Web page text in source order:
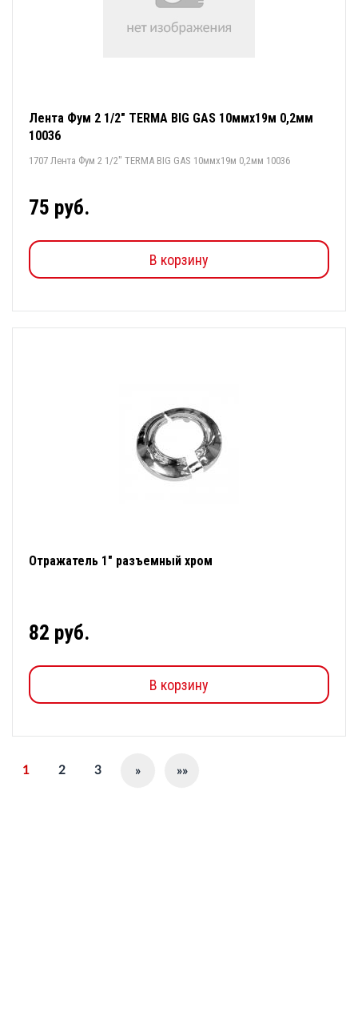
Лента Фум 2 1/2" TERMA BIG GAS 10ммх19м 0,2мм
10036
1707 Лента Фум 2 1/2" TERMA BIG GAS 10ммх19м 0,2мм 10036
75 руб.
В корзину
Отражатель 1" разъемный хром
82 руб.
В корзину
1 2 3 » »»